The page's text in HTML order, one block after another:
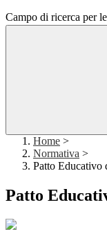
Campo di ricerca per
Home >
Normativa >
Patto Educativo
Patto